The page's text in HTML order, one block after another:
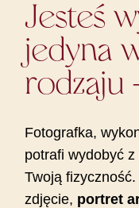
Jesteś
jedyna
rodzaju
Fotografka,
potrafi wydobyć
Twoją
zdjęcie, portret